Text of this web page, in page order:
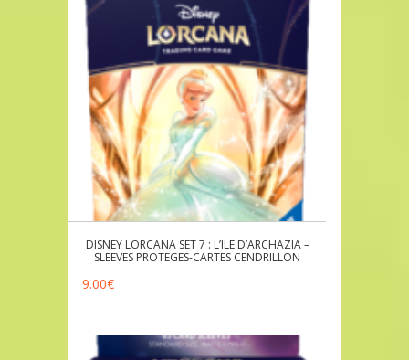
DISNEY LORCANA SET 7 : L’ILE D’ARCHAZIA –
SLEEVES PROTEGES-CARTES CENDRILLON
9.00€